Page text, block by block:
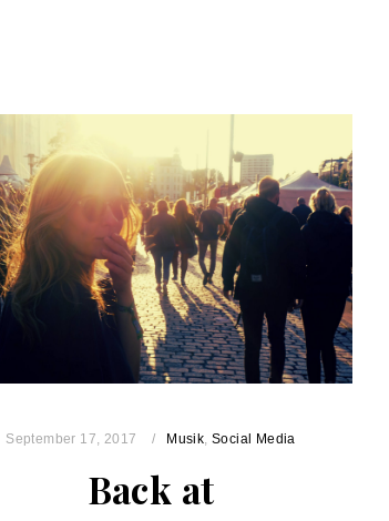
September 17, 2017 Musik Social Media
Back at